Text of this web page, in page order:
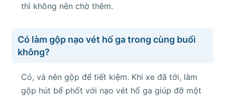
thì không nên chờ thêm.
Có làm gộp nạo vét hố ga trong cùng buổi
không?
Có, và nên gộp để tiết kiệm. Khi xe đã tới, làm
gộp hút bể phốt với nạo vét hố ga giúp đỡ một